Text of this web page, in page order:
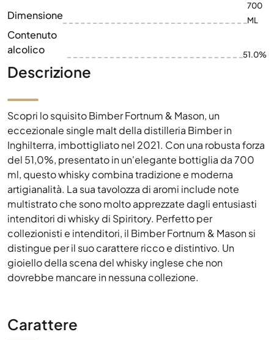
Dimensione
700
ML
Contenuto
alcolico
51.0%
Descrizione
Scopri lo squisito Bimber Fortnum & Mason, un
eccezionale single malt della distilleria Bimber in
Inghilterra, imbottigliato nel 2021. Con una robusta forza
del 51,0%, presentato in un'elegante bottiglia da 700
ml, questo whisky combina tradizione e moderna
artigianalità. La sua tavolozza di aromi include note
multistrato che sono molto apprezzate dagli entusiasti
intenditori di whisky di Spiritory. Perfetto per
collezionisti e intenditori, il Bimber Fortnum & Mason si
distingue per il suo carattere ricco e distintivo. Un
gioiello della scena del whisky inglese che non
dovrebbe mancare in nessuna collezione.
Carattere